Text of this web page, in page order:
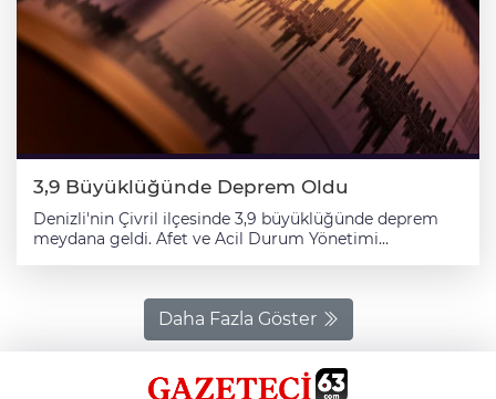
3,9 Büyüklüğünde Deprem Oldu
Denizli'nin Çivril ilçesinde 3,9 büyüklüğünde deprem
meydana geldi. Afet ve Acil Durum Yönetimi
büyüklüğünde sarsıntı kaydedildi. Depremin 7,06
kilometre derinlikte meydana geldiği belirlendi.
Daha Fazla Göster